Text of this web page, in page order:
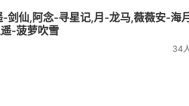
仙,阿念-寻星记,月-龙马,薇薇安-海
-菠萝吹雪
34